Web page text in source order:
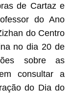
de Cartaz e
do Ano
do Centro
no dia 20 de
sobre as
consultar a
do Dia do